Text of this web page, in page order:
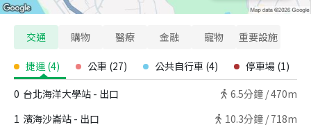
交通 購物 醫療 金融 寵物 重要設施
捷運 (4) 公車 (27) 公共自行車 (4) 停車場 (1)
0 台北海洋大學站 - 出口 6.5分鐘 /470m
1 濱海沙崙站 - 出口 10.3分鐘 / 718m